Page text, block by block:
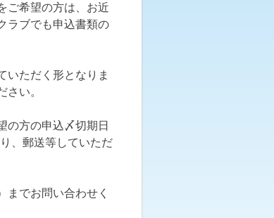
ご希望の方は、お近
ラブでも申込書類の
いただく形となりま
い。
の方の申込〆切期日
、郵送等していただ
までお問い合わせく